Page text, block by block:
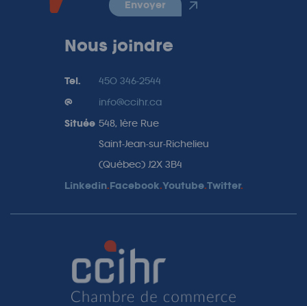
envoyer
Nous joindre
Tel. 450 346-2544
@ info@ccihr.ca
Située 548, 1ère Rue
Saint-Jean-sur-Richelieu
(Québec) J2X 3B4
Linkedin. Facebook.Youtube. Twitter.